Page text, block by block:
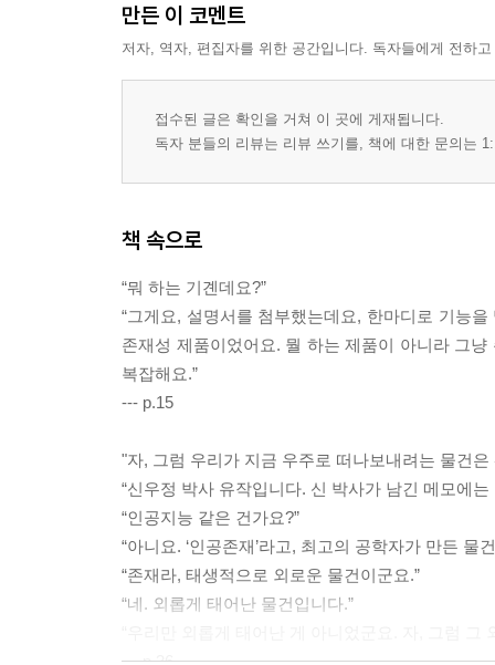
만든 이 코멘트
저자, 역자, 편집자를 위한 공간입니다. 독자들에게 전하
접수된 글은 확인을 거쳐 이 곳에 게재됩니다.
독자 분들의 리뷰는 리뷰 쓰기를, 책에 대한 문의는
책 속으로
“뭐 하는 기곈데요?”
“그게요, 설명서를 첨부했는데요, 한마디로 기능
존재성 제품이었어요. 뭘 하는 제품이 아니라 그
복잡해요.”
--- p.15
"자, 그럼 우리가 지금 우주로 떠나보내려는 물건은
“신우정 박사 유작입니다. 신 박사가 남긴 메모에
“인공지능 같은 건가요?”
“아니요. ‘인공존재’라고, 최고의 공학자가 만든
“존재라, 태생적으로 외로운 물건이군요.”
“네. 외롭게 태어난 물건입니다.”
--- p.36